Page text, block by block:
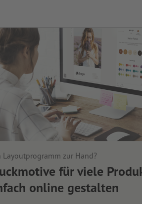
Layoutprogramm zur Hand?
für viele
online gestalten